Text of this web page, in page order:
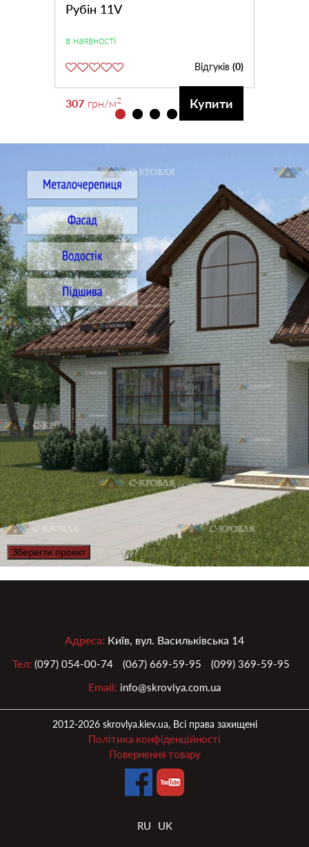
Рубін 11V
в наявності
Відгуків (0)
307 грн/м2 Купити
Зберегти проект
Адреса: Київ, вул. Васильківська 14
Тел: (097) 054-00-74 (067) 669-59-95 (099) 369-59-95
Email: info@skrovlya.com.ua
2012-2026 skrovlya.kiev.ua, Всі права захищені
Політика конфіденційності
Повернення товару
RU UK